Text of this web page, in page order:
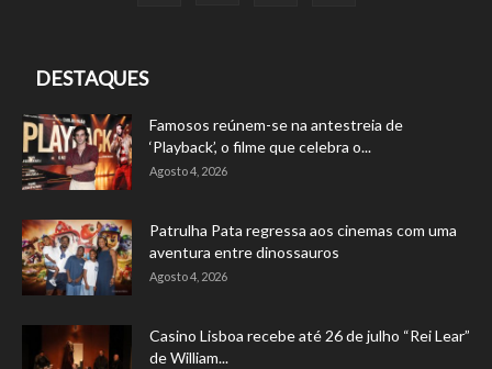
DESTAQUES
Famosos reúnem-se na antestreia de
‘Playback’, o filme que celebra o...
Agosto 4, 2026
Patrulha Pata regressa aos cinemas com uma
aventura entre dinossauros
Agosto 4, 2026
Casino Lisboa recebe até 26 de julho “Rei Lear”
de William...